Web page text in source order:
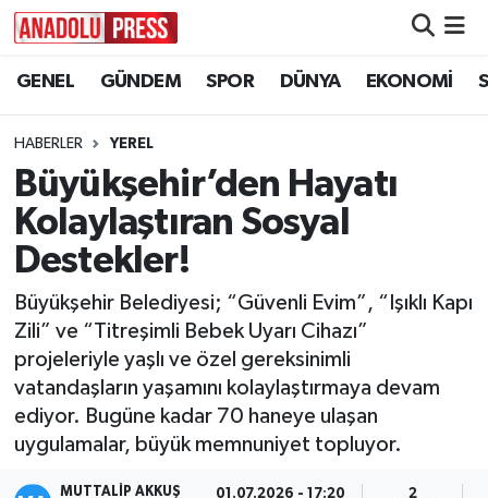
GENEL GÜNDEM SPOR DÜNYA EKONOMİ
HABERLER YEREL
Büyükşehir’den Hayatı
Kolaylaştıran Sosyal
Destekler!
Büyükşehir Belediyesi; “Güvenli Evim”, “Işıklı Kapı
Zili” ve “Titreşimli Bebek Uyarı Cihazı”
projeleriyle yaşlı ve özel gereksinimli
vatandaşların yaşamını kolaylaştırmaya devam
ediyor. Bugüne kadar 70 haneye ulaşan
uygulamalar, büyük memnuniyet topluyor.
MUTTALİP AKKUŞ 01.07.2026 - 17:20 2
Nöbetçi Eczaneler
Hava Durumu
Namaz Vakitleri
Trafik Durumu
Süper Lig Puan Durumu ve Fikstür
Tüm Manşetler
Son Dakika Haberleri